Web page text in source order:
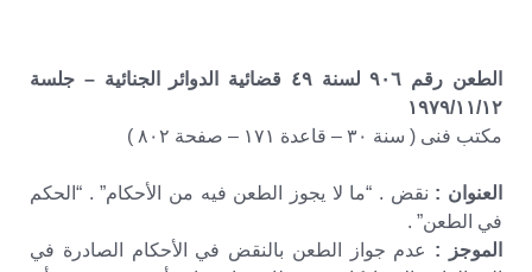
الطعن رقم ٩٠٦ لسنة ٤٩ قضائية الدوائر الجنائية – جلسة
١٩٧٩/١١/١٢
مكتب فنى ( سنة ٣٠ – قاعدة ١٧١ – صفحة ٨٠٢ )
العنوان : نقض . “ما لا يجوز الطعن فيه من الأحكام” . “الحكم
في الطعن” .
الموجز : عدم جواز الطعن بالنقض في الأحكام الصادرة في